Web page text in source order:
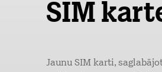
SIM
Jaunu SIM karti,